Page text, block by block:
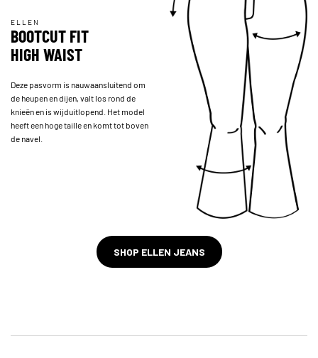
ELLEN
BOOTCUT FIT
HIGH WAIST
Deze pasvorm is nauwaansluitend om
de heupen en dijen, valt los rond de
knieën en is wijduitlopend. Het model
heeft een hoge taille en komt tot boven
de navel.
SHOP ELLEN JEANS